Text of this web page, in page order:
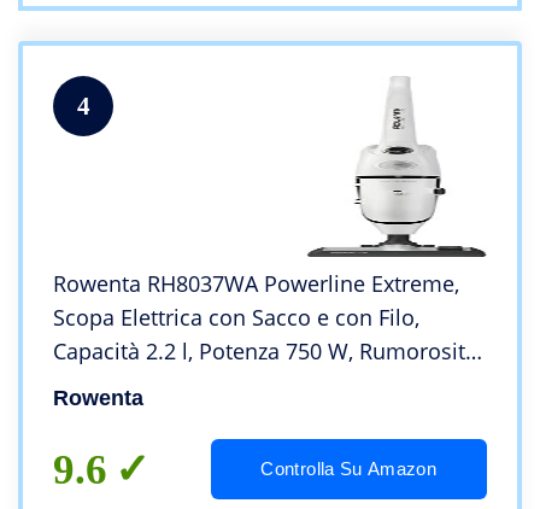
4
Rowenta RH8037WA Powerline Extreme,
Scopa Elettrica con Sacco e con Filo,
Capacità 2.2 l, Potenza 750 W, Rumorosità
77 dB, Bianco
Rowenta
9.6 Controlla Su Amazon